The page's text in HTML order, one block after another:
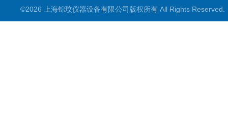
超声波仪器
©2026 上海锦玟仪器设备有限公司版权所有 All Rights